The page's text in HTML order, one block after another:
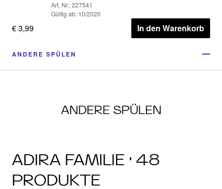
Art. Nr.: 227541
Gültig ab: 10/2020
€ 3,99 In den Warenkorb
ANDERE SPÜLEN
ANDERE SPÜLEN
ADIRA FAMILIE · 48
PRODUKTE